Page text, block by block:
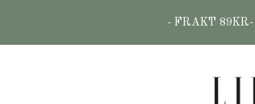
- FRAKT 89KR-